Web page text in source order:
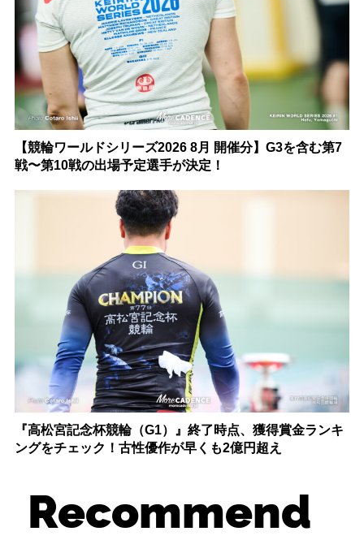
【競輪ワールドシリーズ2026 8月 開催分】G3を含む第7
戦〜第10戦の出場予定選手が決定！
『高松宮記念杯競輪（G1）』終了時点、獲得賞金ランキ
ングをチェック！古性優作が早くも2億円超え
Recommend